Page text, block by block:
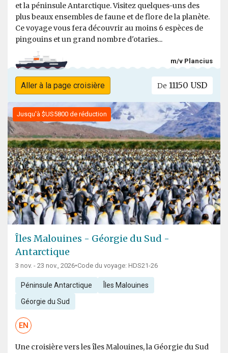
et la péninsule Antarctique. Visitez quelques-uns des
plus beaux ensembles de faune et de flore de la planète.
Ce voyage vous fera découvrir au moins 6 espèces de
pingouins et un grand nombre d'otaries...
m/v Plancius
Aller à la page croisière De 11150 USD
Jusqu'à $US5800 de réduction
Îles Malouines - Géorgie du Sud -
Antarctique
3 nov. - 23 nov., 2026•Code du voyage: HDS21-26
Péninsule Antarctique Îles Malouines
Géorgie du Sud
EN
Une croisière vers les îles Malouines, la Géorgie du Sud